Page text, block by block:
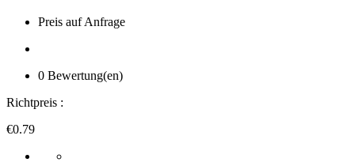
Preis auf Anfrage
0 Bewertung(en)
Richtpreis :
€0.79